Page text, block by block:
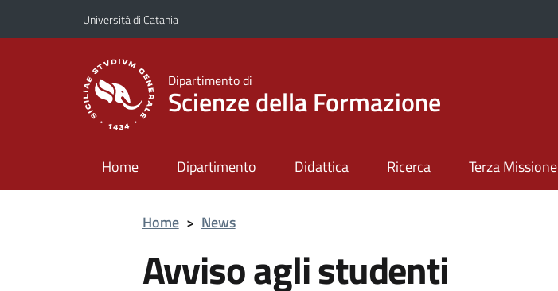
Vai al contenuto principale
Vai al menu di navigazione
Università di Catania
Dipartimento di
Scienze della Formazione
Home Dipartimento Didattica Ricerca Terza Missione
Home > News
Avviso agli studenti